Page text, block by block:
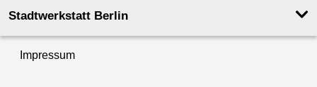
Stadtwerkstatt Berlin
Impressum